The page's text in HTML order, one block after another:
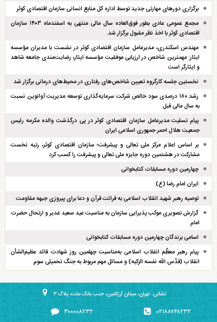
برگزاری دور‌های مهارتی جدید توسط اداره کل منابع انسانی سازمان اقتصادی کوثر
مجمع عمومی عادی بطور فوق‌العاده سال مالی منتهی به اسفند‌ماه ۱۴۰۳ سازمان
اقتصادی کوثر با اخذ نظر مقبول برگزار شد.
مهندس اسکندری، مدیرعامل سازمان اقتصادی کوثر در نشست با مدیران مؤسسه
ایثار: مهمترین شاخص در ارزیابی موفقیت مؤسسه ایثار، رضایت‌مندی جامعه شاهد
و ایثارگر است
نخستین جلسه کارگروه تعیین شاخص‌های رفتاری در محیط‌های درمانی برگزار شد
رشد ۱۸۰ درصدی سود خالص شرکت سرمایه‌گذاری توسعه مدیریت آوانوین نسبت
به سال مالی قبل
پیام تسلیت مدیرعامل سازمان اقتصادی کوثر در پی درگذشت والده مکرمه رئیس
جمعیت هلال احمر جمهوری اسلامی ایران
بر اساس اعلام مرکز ملی تعالی و پیشرفت؛ سازمان اقتصادی کوثر، رتبه نخست
مشارکت در هشتمین دوره جایزه ملی تعالی و پیشرفت را کسب کرد
چهارمین دوره مسابقات کتابخوانی
ایران امام رضا (ع)
توصیه رهبر شهید انقلاب اسلامی به قرائت قرآن و دعا برای پیروزی جبهه مقاومت
گزارش تصویری موکب پذیرایی سازمان به مناسبت عید سعید غدیر و ارتحال حضرت
امام
اسامی برندگان چهارمین دوره مسابقات کتابخوانی
پیام رهبر معظّم انقلاب اسلامی به‌مناسبت چهلمین روز شهادت قائد عظیم‌الشأن
انقلاب (قدّس الله نفسه الزکیه) و مسائل مهم مربوط به جنگ تحمیلی سوم
نشانی: تهران، میدان آرژانتین، جنب بانک ملت، پلاک ۳
۰۲۱۸۸۷۴۸۲۳۲ ۳۰۰۰۰۸۲۳۲